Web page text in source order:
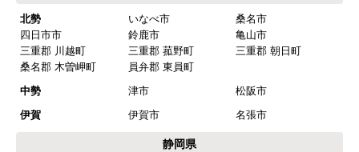
予定の期日までに商品が届きましたか？
はい
商品の梱包は必要十分なものでしたか？
北勢 いなべ市
桑名市
四日市市
鈴鹿市
亀山市
三重郡 川越町
三重郡 菰野町
三重郡 朝日町
桑名郡 木曽岬町
員弁郡 東員町
中勢
津市
松阪市
伊賀
伊賀市 名張市
静岡県